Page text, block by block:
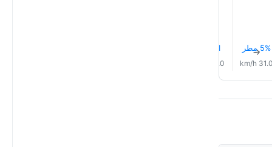
5% مطر↑
31.0 km/h
0.1 mm
31.0 km/h